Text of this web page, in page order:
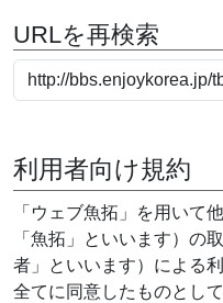
URLを再検索
利用者向け規約
「ウェブ魚拓」を用いて
「魚拓」といいます）の
者」といいます）による
全てに同意したものとし